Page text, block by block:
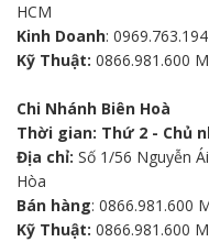
HCM
Kinh Doanh:
Kỹ Thuật: 0866.981.600
Chi Nhánh Biên Hoà
Thời gian: Thứ 2 - Chủ
Địa chỉ: Số 1/56 Nguyễn
Hòa
Bán hàng: 0866.981.600
Kỹ Thuật: 0866.981.600